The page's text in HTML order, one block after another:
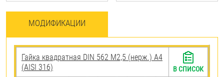
МОДИФИКАЦИИ
Гайка квадратная DIN 562 М2,5 (нерж.) A4
(AISI 316)
В СПИСОК